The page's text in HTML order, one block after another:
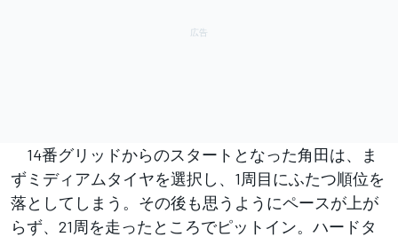
14番グリッドからのスタートとなった角田は、ま
ずミディアムタイヤを選択し、1周目にふたつ順位を
落としてしまう。その後も思うようにペースが上が
らず、21周を走ったところでピットイン。ハードタ